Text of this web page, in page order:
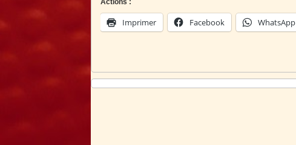
Actions :
Imprimer Facebook WhatsApp